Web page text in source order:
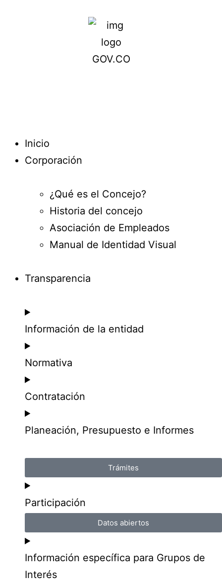
Inicio
Corporación
¿Qué es el Concejo?
Historia del concejo
Asociación de Empleados
Manual de Identidad Visual
Transparencia
Información de la entidad
Normativa
Contratación
Planeación, Presupuesto e Informes
Trámites
Participación
Datos abiertos
Información específica para Grupos de
Interés